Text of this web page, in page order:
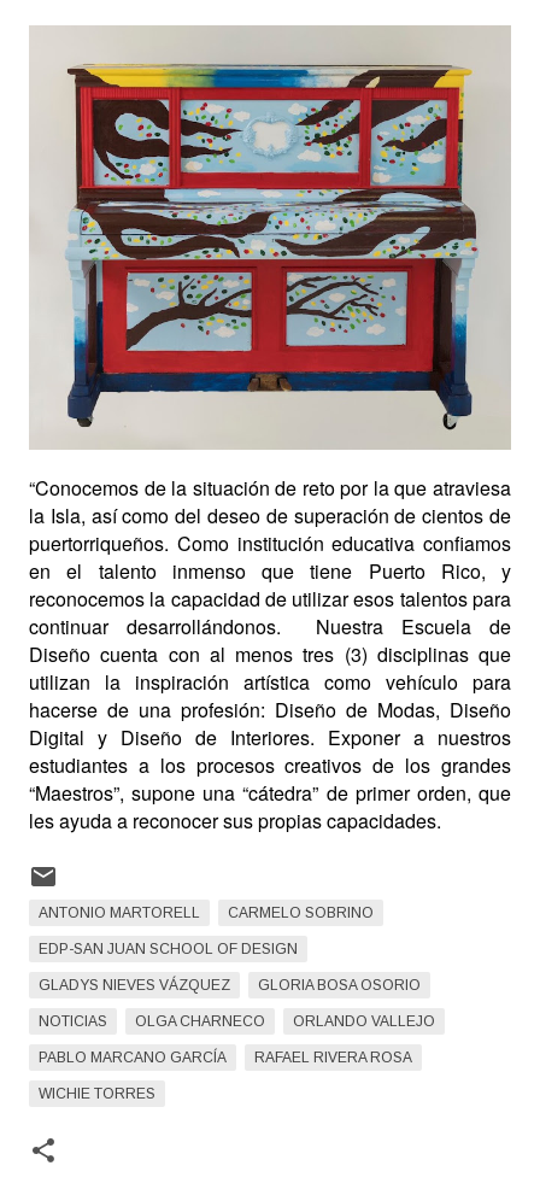
“Conocemos de la situación de reto por la que atraviesa
la Isla, así como del deseo de superación de cientos de
puertorriqueños. Como institución educativa confiamos
en el talento inmenso que tiene Puerto Rico, y
reconocemos la capacidad de utilizar esos talentos para
continuar desarrollándonos.
Nuestra Escuela de
Diseño cuenta con al menos tres (3) disciplinas que
utilizan la inspiración artística como vehículo para
hacerse de una profesión: Diseño de Modas, Diseño
Digital y Diseño de Interiores. Exponer a nuestros
estudiantes a los procesos creativos de los grandes
“Maestros”, supone una “cátedra” de primer orden, que
les ayuda a reconocer sus propias capacidades.
ANTONIO MARTORELL CARMELO SOBRINO
EDP-SAN JUAN SCHOOL OF DESIGN
GLADYS NIEVES VÁZQUEZ GLORIA BOSA OSORIO
NOTICIAS OLGA CHARNECO ORLANDO VALLEJO
PABLO MARCANO GARCÍA RAFAEL RIVERA ROSA
WICHIE TORRES